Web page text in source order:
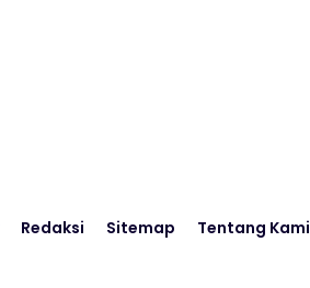
Redaksi Sitemap Tentang Kami